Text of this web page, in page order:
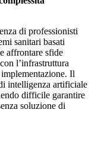
di professionisti
sanitari basati
affrontare sfide
l’infrastruttura
Il
intelligenza artificiale
difficile garantire
soluzione di